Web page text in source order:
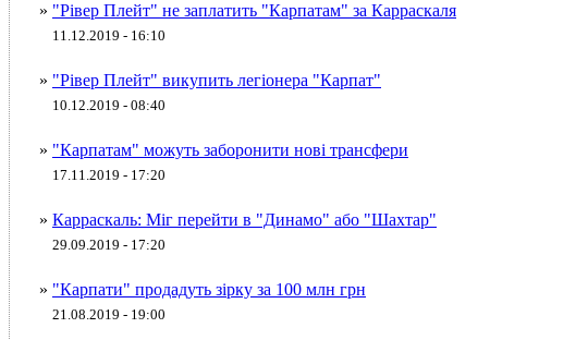
» "Рівер Плейт" не заплатить "Карпатам" за Карраскаля
11.12.2019 - 16:10
» "Рівер Плейт" викупить легіонера "Карпат"
10.12.2019 - 08:40
» "Карпатам" можуть заборонити нові трансфери
17.11.2019 - 17:20
» Карраскаль: Міг перейти в "Динамо" або "Шахтар"
29.09.2019 - 17:20
» "Карпати" продадуть зірку за 100 млн грн
21.08.2019 - 19:00